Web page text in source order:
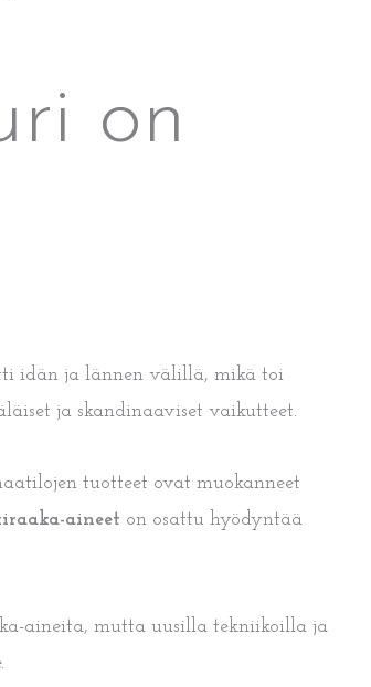
on
idän ja lännen välillä, mikä toi
ja skandinaaviset vaikutteet.
tuotteet ovat muokanneet
aineet on osattu hyödyntää
aineita, mutta uusilla tekniikoilla ja